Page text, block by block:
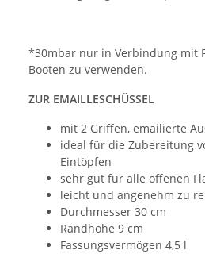
*30mbar nur in Verbindung mit
Booten zu verwenden.
ZUR EMAILLESCHÜSSEL
mit 2 Griffen, emailierte
ideal für die Zubereitung
Eintöpfen
sehr gut für alle offenen
leicht und angenehm zu
Durchmesser 30 cm
Randhöhe 9 cm
Fassungsvermögen 4,5 l